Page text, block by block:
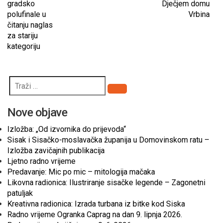
gradsko
polufinale u
čitanju naglas
za stariju
kategoriju
Dječjem domu
Vrbina
Pretraži
Nove objave
Izložba: „Od izvornika do prijevoda“
Sisak i Sisačko-moslavačka županija u Domovinskom ratu –
Izložba zavičajnih publikacija
Ljetno radno vrijeme
Predavanje: Mic po mic – mitologija mačaka
Likovna radionica: Ilustriranje sisačke legende – Zagonetni
patuljak
Kreativna radionica: Izrada turbana iz bitke kod Siska
Radno vrijeme Ogranka Caprag na dan 9. lipnja 2026.